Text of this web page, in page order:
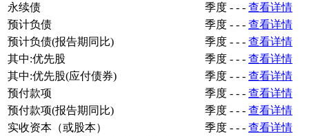
永续债
季度 - - - 查看详情
预计负债
季度 - - - 查看详情
预计负债(报告期同比)
季度 - - - 查看详情
其中:优先股
季度 - - - 查看详情
其中:优先股(应付债券)
季度 - - - 查看详情
预付款项
季度 - - - 查看详情
预付款项(报告期同比)
季度 - - - 查看详情
实收资本（或股本）
季度 - - - 查看详情